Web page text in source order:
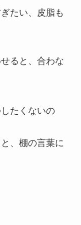
たい、皮脂も
ると、合わな
たくないの
、棚の言葉に